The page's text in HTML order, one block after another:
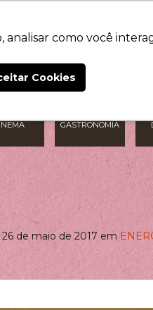
como você
Cookies
GASTRONOMIA
26 de maio de 2017 em